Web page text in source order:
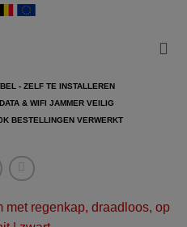
- ZELF TE INSTALLEREN
& WIFI JAMMER VEILIG
BESTELLINGEN VERWERKT